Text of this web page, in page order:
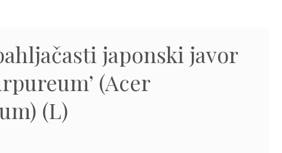
japonski javor
(Acer
(L)